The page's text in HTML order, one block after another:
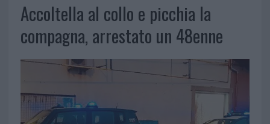
Accoltella al collo e picchia la
compagna, arrestato un 48enne